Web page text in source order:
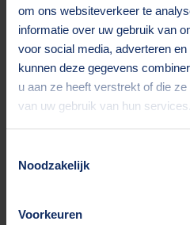
om ons websiteverkeer te
informatie over uw gebruik van
voor social media, adverteren
kunnen deze gegevens
u aan ze heeft verstrekt of die
van uw gebruik van hun services.
Noodzakelijk
Voorkeuren
Financiën
bijbehorende spelregels
verdient het allerbeste.